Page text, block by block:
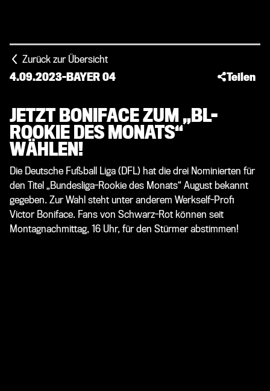
Zurück zur Übersicht
4.09.2023-BAYER 04 Teilen
JETZT BONIFACE ZUM „BL-
ROOKIE DES MONATS“
WÄHLEN!
Die Deutsche Fußball Liga (DFL) hat die drei Nominierten für
den Titel „Bundesliga-Rookie des Monats“ August bekannt
gegeben. Zur Wahl steht unter anderem Werkself-Profi
Victor Boniface. Fans von Schwarz-Rot können seit
Montagnachmittag, 16 Uhr, für den Stürmer abstimmen!